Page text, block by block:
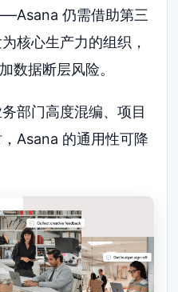
仍需借助第三
核心生产力的组织，
数据断层风险。
部门高度混编、项目
Asana 的通用性可降